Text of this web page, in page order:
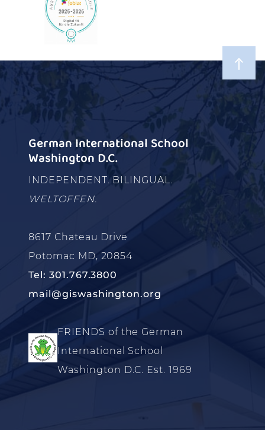
German International School
Washington D.C.
INDEPENDENT. BILINGUAL.
WELTOFFEN.
8617 Chateau Drive
Potomac MD, 20854
Tel: 301.767.3800
mail@giswashington.org
FRIENDS of the German
International School
Washington D.C. Est. 1969